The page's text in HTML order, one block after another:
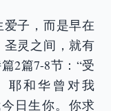
子，而是早在
灵之间，就有
2篇7-8节：“受
耶和华曾对我
日生你。你求